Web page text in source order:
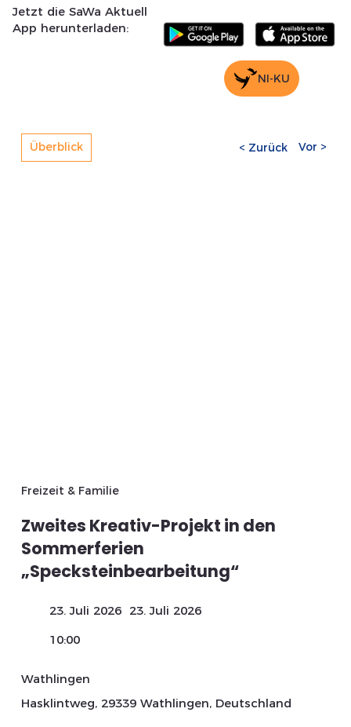
Jetzt die SaWa Aktuell
App herunterladen:
NI-KU
Überblick < Zurück Vor >
Freizeit & Familie
Zweites Kreativ-Projekt in den
Sommerferien
„Specksteinbearbeitung“
23. Juli 2026 23. Juli 2026
10:00
Wathlingen
Hasklintweg, 29339 Wathlingen, Deutschland